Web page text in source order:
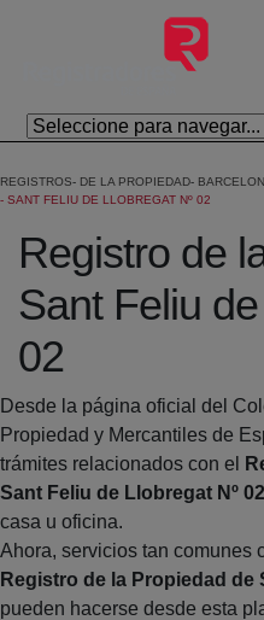
Salta al contingut principal
REGISTROS DE LA PROPIEDAD
SANT FELIU DE LLOBREGAT Nº 02
Registro de
Sant Feliu
02
Desde la página oficial del
Propiedad y Mercantiles de
trámites relacionados con el
Sant Feliu de Llobregat Nº 02
casa u oficina.
Ahora, servicios tan comunes
Registro de la Propiedad de
pueden hacerse desde esta